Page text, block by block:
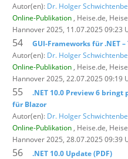
Autor(en): Dr. Holger
Online-Publikation , Heise.de,
Hannover 2025, 11.07.2025 09:23
54
GUI-Frameworks für .NET
Autor(en): Dr. Holger
Online-Publikation , Heise.de,
Hannover 2025, 22.07.2025 09:19
55
.NET 10.0 Preview 6
für Blazor
Autor(en): Dr. Holger
Online-Publikation , Heise.de,
Hannover 2025, 28.07.2025 09:39
56
.NET 10.0 Update (PDF)